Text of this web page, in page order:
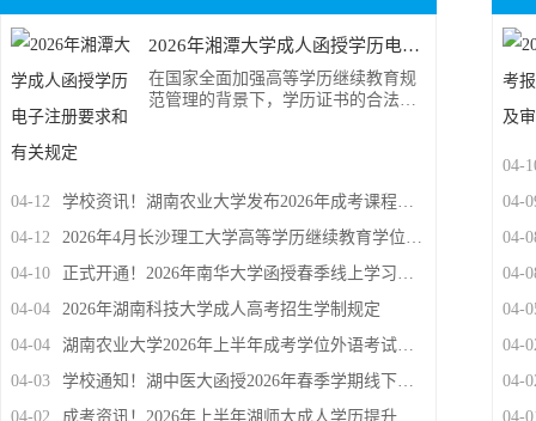
2026年湘潭大学成人函授学历电子注册要求和有关规定
在国家全面加强高等学历继续教育规
范管理的背景下，学历证书的合法性
案、学信网可查的正式学历，不仅关
乎个人职业发展，更直接影响到后续
考公、考研、职称评定等关键路径。
而这一切的前提，正是严格遵循学校
04-12
学校资讯！湖南农业大学发布2026年成考课程考核与成绩管理新规
04-12
2026年4月长沙理工大学高等学历继续教育学位申报通知
04-10
正式开通！2026年南华大学函授春季线上学习平台已正式开通
04-04
2026年湖南科技大学成人高考招生学制规定
04-04
湖南农业大学2026年上半年成考学位外语考试报名通知！
04-03
学校通知！湖中医大函授2026年春季学期线下面授教学课程安排已确定
04-02
成考资讯！2026年上半年湖师大成人学历提升转专业申请条件
04-
04-
04-
04-
04-
04-
04-
04-